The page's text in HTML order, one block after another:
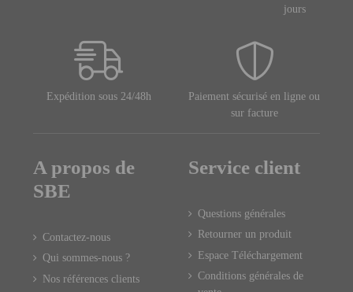
jours
Expédition sous 24/48h
Paiement sécurisé en ligne ou
sur facture
A propos de
SBE
Contactez-nous
Qui sommes-nous ?
Nos références clients
Service client
Questions générales
Retourner un produit
Espace Téléchargement
Conditions générales de